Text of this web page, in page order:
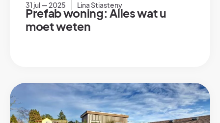
31 jul — 2025 Lina Stiasteny
Prefab woning: Alles wat u
moet weten